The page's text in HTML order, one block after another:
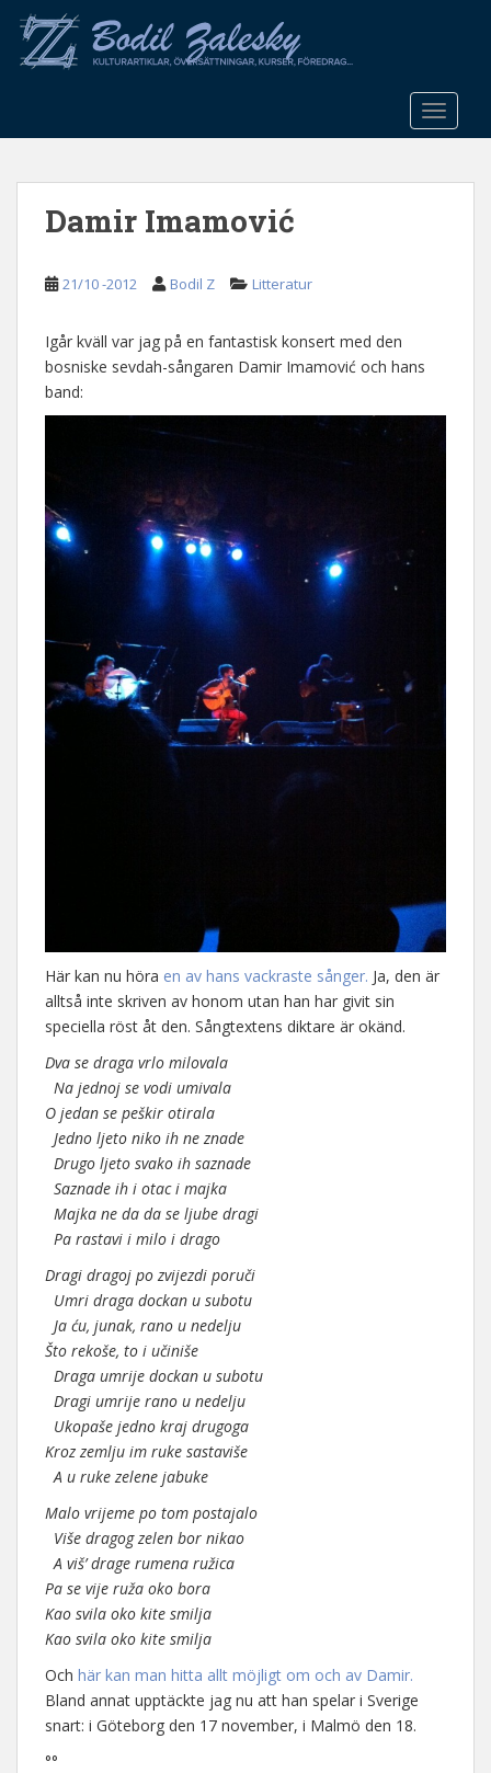
o
Damir Imamović
21/10 -2012 Bodil Z Litteratur
Igår kväll var jag på en fantastisk konsert med den
bosniske sevdah-sångaren Damir Imamović och hans
band:
Här kan nu höra en av hans vackraste sånger. Ja, den är
alltså inte skriven av honom utan han har givit sin
speciella röst åt den. Sångtextens diktare är okänd.
Dva se draga vrlo milovala
Na jednoj se vodi umivala
O jedan se peškir otirala
Jedno ljeto niko ih ne znade
Drugo ljeto svako ih saznade
Saznade ih i otac i majka
Majka ne da da se ljube dragi
Pa rastavi i milo i drago
Dragi dragoj po zvijezdi poruči
Umri draga dockan u subotu
Ja ću, junak, rano u nedelju
Što rekoše, to i učiniše
Draga umrije dockan u subotu
Dragi umrije rano u nedelju
Ukopaše jedno kraj drugoga
Kroz zemlju im ruke sastaviše
A u ruke zelene jabuke
Malo vrijeme po tom postajalo
Više dragog zelen bor nikao
A viš’ drage rumena ružica
Pa se vije ruža oko bora
Kao svila oko kite smilja
Kao svila oko kite smilja
Och här kan man hitta allt möjligt om och av Damir.
Bland annat upptäckte jag nu att han spelar i Sverige
snart: i Göteborg den 17 november, i Malmö den 18.
°°